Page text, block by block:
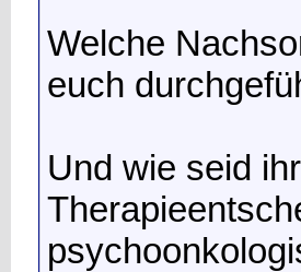
Welche
euch
Und wie seid